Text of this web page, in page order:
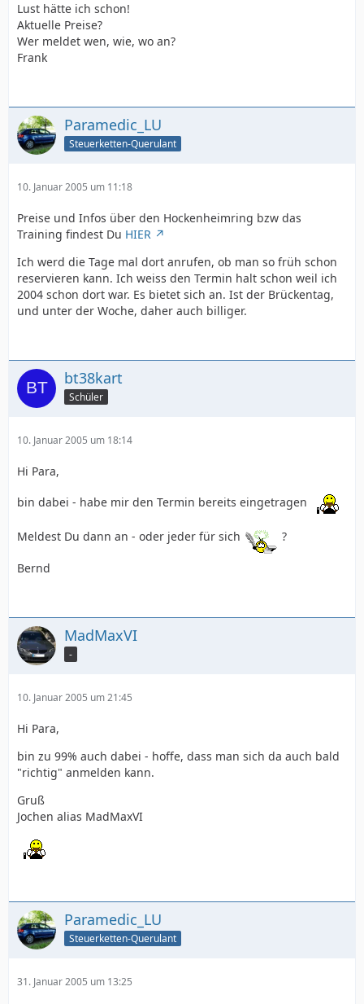
Lust hätte ich schon!
Aktuelle Preise?
Wer meldet wen, wie, wo an?
Frank
Paramedic_LU
Steuerketten-Querulant
10. Januar 2005 um 11:18
Preise und Infos über den Hockenheimring bzw das
Training findest Du HIER
Ich werd die Tage mal dort anrufen, ob man so früh schon
reservieren kann. Ich weiss den Termin halt schon weil ich
2004 schon dort war. Es bietet sich an. Ist der Brückentag,
und unter der Woche, daher auch billiger.
bt38kart
Schüler
10. Januar 2005 um 18:14
Hi Para,
bin dabei - habe mir den Termin bereits eingetragen
Meldest Du dann an - oder jeder für sich ?
Bernd
MadMaxVI
-
10. Januar 2005 um 21:45
Hi Para,
bin zu 99% auch dabei - hoffe, dass man sich da auch bald
"richtig" anmelden kann.
Gruß
Jochen alias MadMaxVI
Paramedic_LU
Steuerketten-Querulant
31. Januar 2005 um 13:25